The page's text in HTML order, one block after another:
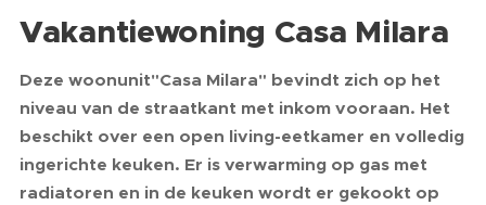
Vakantiewoning Casa Milara
Deze woonunit"Casa Milara" bevindt zich op het
niveau van de straatkant met inkom vooraan. Het
beschikt over een open living-eetkamer en volledig
ingerichte keuken. Er is verwarming op gas met
radiatoren en in de keuken wordt er gekookt op